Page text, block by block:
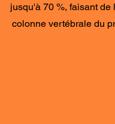
jusqu'à 70 %, faisant de
colonne vertébrale du